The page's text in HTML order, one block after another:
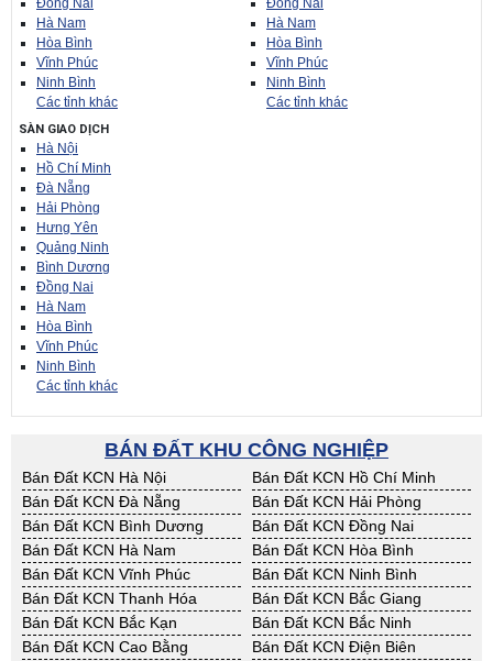
Đồng Nai
Hà Nam
Hòa Bình
Vĩnh Phúc
Ninh Bình
Đồng Nai
Hà Nam
Hòa Bình
Vĩnh Phúc
Ninh Bình
SÀN GIAO DỊCH
Hà Nội
Hồ Chí Minh
Đà Nẵng
Hải Phòng
Hưng Yên
Quảng Ninh
Bình Dương
Đồng Nai
Hà Nam
Hòa Bình
Vĩnh Phúc
Ninh Bình
BÁN ĐẤT KHU CÔNG NGHIỆP
Bán Đất KCN Hà Nội
Bán Đất KCN Hồ Chí Minh
Bán Đất KCN Đà Nẵng
Bán Đất KCN Hải Phòng
Bán Đất KCN Bình Dương
Bán Đất KCN Đồng Nai
Bán Đất KCN Hà Nam
Bán Đất KCN Hòa Bình
Bán Đất KCN Vĩnh Phúc
Bán Đất KCN Ninh Bình
Bán Đất KCN Thanh Hóa
Bán Đất KCN Bắc Giang
Bán Đất KCN Bắc Kạn
Bán Đất KCN Bắc Ninh